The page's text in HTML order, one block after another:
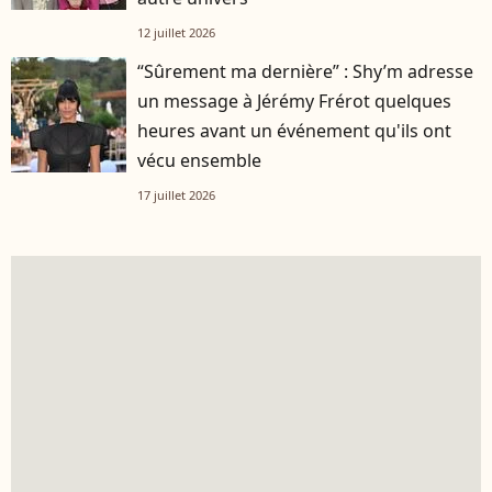
12 juillet 2026
“Sûrement ma dernière” : Shy’m adresse
un message à Jérémy Frérot quelques
heures avant un événement qu'ils ont
vécu ensemble
17 juillet 2026